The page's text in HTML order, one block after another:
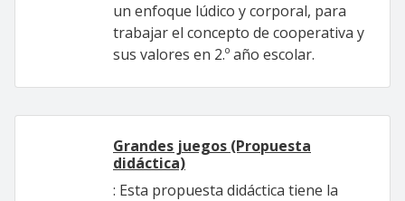
un enfoque lúdico y corporal, para
trabajar el concepto de cooperativa y
sus valores en 2.º año escolar.
Grandes juegos (Propuesta
didáctica)
: Esta propuesta didáctica tiene la